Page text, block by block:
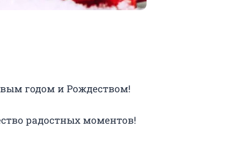
годом и Рождеством!
радостных моментов!